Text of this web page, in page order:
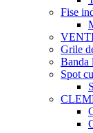
Fise
Grile
Banda
Spot